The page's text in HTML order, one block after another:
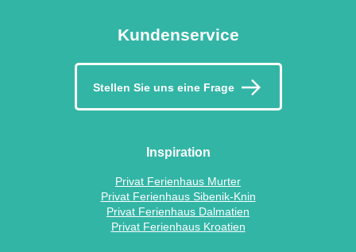
Kundenservice
Stellen Sie uns eine Frage
Inspiration
Privat Ferienhaus Murter
Privat Ferienhaus Sibenik-Knin
Privat Ferienhaus Dalmatien
Privat Ferienhaus Kroatien